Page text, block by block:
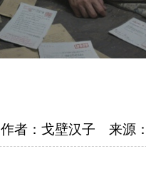
作者：戈壁汉子 来源